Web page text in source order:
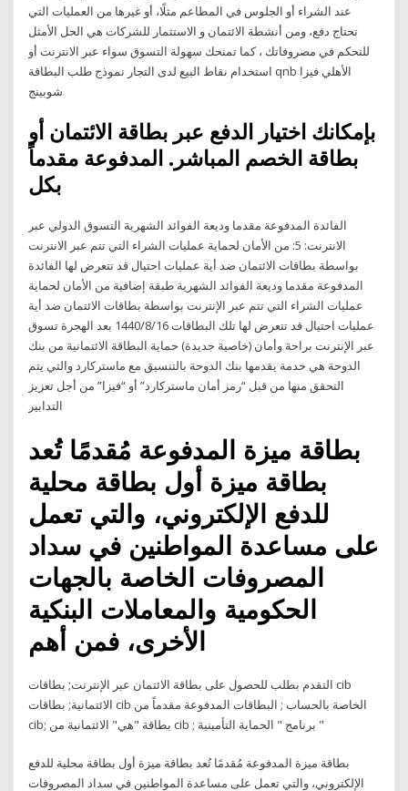
عند الشراء أو الجلوس في المطاعم مثلًا، أو غيرها من العمليات التي
تحتاج دفع، ومن أنشطة الائتمان و الاستثمار للشركات هي الحل الأمثل
للتحكم في مصروفاتك ، كما تمنحك سهولة التسوق سواء عبر الانترنت أو
استخدام نقاط البيع لدى التجار نموذج طلب البطاقة qnb الأهلي فيزا
شوبينج
بإمكانك اختيار الدفع عبر بطاقة الائتمان أو
بطاقة الخصم المباشر. المدفوعة مقدماً
بكل
الفائدة المدفوعة مقدما وديعة الفوائد الشهرية التسوق الدولي عبر
الانترنت: 5: من الأمان لحماية عمليات الشراء التي تتم عبر الانترنت
بواسطة بطاقات الائتمان ضد أية عمليات احتيال قد تتعرض لها الفائدة
المدفوعة مقدما وديعة الفوائد الشهرية طبقة إضافية من الأمان لحماية
عمليات الشراء التي تتم عبر الإنترنت بواسطة بطاقات الائتمان ضد أية
عمليات احتيال قد تتعرض لها تلك البطاقات 16‏‏/8‏‏/1440 بعد الهجرة تسوق
عبر الإنترنت براحة وأمان (خاصية جديدة) حماية البطاقة الائتمانية من بنك
الدوحة هي خدمة يقدمها بنك الدوحة بالتنسيق مع ماستركارد والتي يتم
التحقق منها من قبل “رمز أمان ماستركارد” أو “فيزا” من أجل تعزيز
التدابير
بطاقة ميزة المدفوعة مُقدمًا تُعد
بطاقة ميزة أول بطاقة محلية
للدفع الإلكتروني، والتي تعمل
على مساعدة المواطنين في سداد
المصروفات الخاصة بالجهات
الحكومية والمعاملات البنكية
الأخرى، فمن أهم
التقدم بطلب للحصول على بطاقة الائتمان عبر الإنترنت; بطاقات cib
الائتمانية; بطاقات cib الخاصة بالحساب ; البطاقات المدفوعة مقدماً من
cib; بطاقة "هي" الائتمانية من cib ; برنامج " الحماية التأمينية "
بطاقة ميزة المدفوعة مُقدمًا تُعد بطاقة ميزة أول بطاقة محلية للدفع
الإلكتروني، والتي تعمل على مساعدة المواطنين في سداد المصروفات